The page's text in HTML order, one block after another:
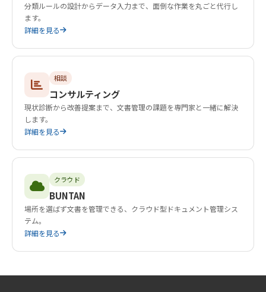
分類ルールの設計からデータ入力まで、面倒な作業を丸ごと代行し
ます。
詳細を見る
相談
コンサルティング
現状診断から改善提案まで、文書管理の課題を専門家と一緒に解決
します。
詳細を見る
クラウド
BUNTAN
場所を選ばず文書を管理できる、クラウド型ドキュメント管理シス
テム。
詳細を見る